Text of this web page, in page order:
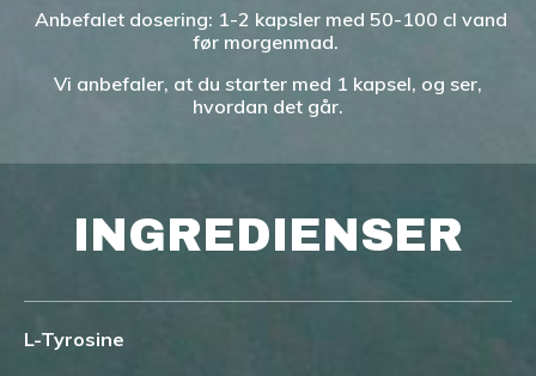
Anbefalet dosering: 1-2 kapsler med 50-100 cl vand
før morgenmad.
Vi anbefaler, at du starter med 1 kapsel, og ser,
hvordan det går.
INGREDIENSER
L-Tyrosine